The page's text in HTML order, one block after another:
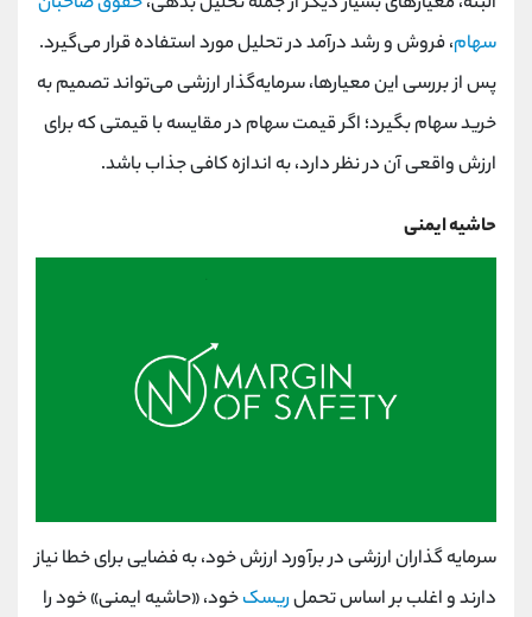
سهام، فروش و رشد درآمد در تحلیل مورد استفاده قرار می‌گیرد.
پس از بررسی این معیارها، سرمایه‌گذار ارزشی می‌تواند تصمیم به
خرید سهام بگیرد؛ اگر قیمت سهام در مقایسه با قیمتی که برای
ارزش واقعی آن در نظر دارد، به اندازه کافی جذاب باشد.
حاشیه ایمنی
سرمایه گذاران ارزشی در برآورد ارزش خود، به فضایی برای خطا نیاز
دارند و اغلب بر اساس تحملریسکخود، «حاشیه ایمنی» خود را